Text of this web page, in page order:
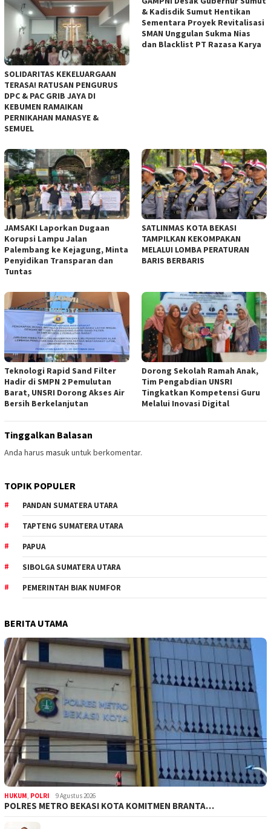
SOLIDARITAS KEKELUARGAAN
TERASA! RATUSAN PENGURUS
DPC & PAC GRIB JAYA DI
KEBUMEN RAMAIKAN
PERNIKAHAN MANASYE &
SEMUEL
& Kadisdik Sumut Hentikan
Sementara Proyek Revitalisasi
SMAN Unggulan Sukma Nias
dan Blacklist PT Razasa Karya
JAMSAKI Laporkan Dugaan
Korupsi Lampu Jalan
Palembang ke Kejagung, Minta
Penyidikan Transparan dan
Tuntas
SATLINMAS KOTA BEKASI
TAMPILKAN KEKOMPAKAN
MELALUI LOMBA PERATURAN
BARIS BERBARIS
Teknologi Rapid Sand Filter
Hadir di SMPN 2 Pemulutan
Barat, UNSRI Dorong Akses Air
Bersih Berkelanjutan
Dorong Sekolah Ramah Anak,
Tim Pengabdian UNSRI
Tingkatkan Kompetensi Guru
Melalui Inovasi Digital
Tinggalkan Balasan
Anda harus masukuntuk berkomentar.
TOPIK POPULER
PANDAN SUMATERA UTARA
TAPTENG SUMATERA UTARA
PAPUA
SIBOLGA SUMATERA UTARA
PEMERINTAH BIAK NUMFOR
BERITA UTAMA
HUKUM POLRI 9 Agustus 2026
POLRES METRO BEKASI KOTA KOMITMEN BRANTA…